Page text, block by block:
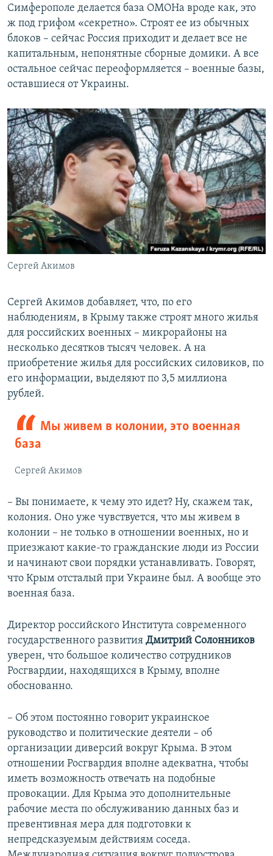
Симферополе делается база ОМОНа вроде как, это
ж под грифом «секретно». Строят ее из обычных
блоков – сейчас Россия приходит и делает все не
капитальным, непонятные сборные домики. А все
остальное сейчас переоформляется – военные базы,
оставшиеся от Украины.
Сергей Акимов
Сергей Акимов добавляет, что, по его
наблюдениям, в Крыму также строят много жилья
для российских военных – микрорайоны на
несколько десятков тысяч человек. А на
приобретение жилья для российских силовиков, по
его информации, выделяют по 3,5 миллиона
рублей.
Мы живем в колонии, это военная
база
Сергей Акимов
– Вы понимаете, к чему это идет? Ну, скажем так,
колония. Оно уже чувствуется, что мы живем в
колонии – не только в отношении военных, но и
приезжают какие-то гражданские люди из России
и начинают свои порядки устанавливать. Говорят,
что Крым отсталый при Украине был. А вообще это
военная база.
Директор российского Института современного
государственного развития Дмитрий Солонников
уверен, что большое количество сотрудников
Росгвардии, находящихся в Крыму, вполне
обоснованно.
– Об этом постоянно говорит украинское
руководство и политические деятели – об
организации диверсий вокруг Крыма. В этом
отношении Росгвардия вполне адекватна, чтобы
иметь возможность отвечать на подобные
провокации. Для Крыма это дополнительные
рабочие места по обслуживанию данных баз и
превентивная мера для подготовки к
непредсказуемым действиям соседа.